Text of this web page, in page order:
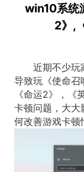
win10系统
2》,
近期不少玩
导致玩《使命召
《命运2》，《
卡顿问题，大大
何改善游戏卡顿